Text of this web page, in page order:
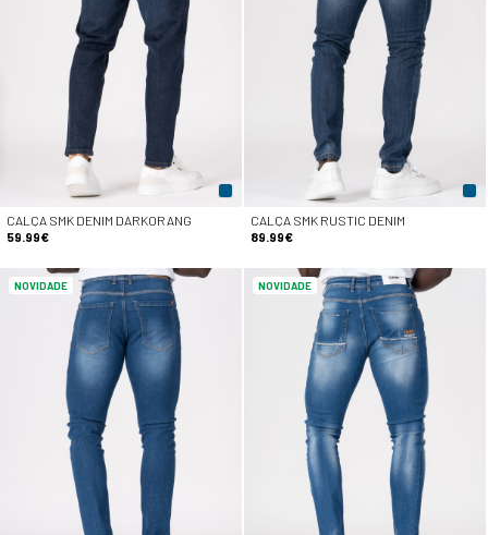
CALÇA SMK DENIM DARKORANG
59.99€
CALÇA SMK RUSTIC DENIM
89.99€
NOVIDADE NOVIDADE